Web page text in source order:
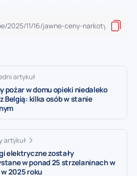
artykuł
pożar w domu opieki niedaleko
Belgią: kilka osób w stanie
artykuł
elektryczne zostały
w ponad 25 strzelaninach w
2025 roku